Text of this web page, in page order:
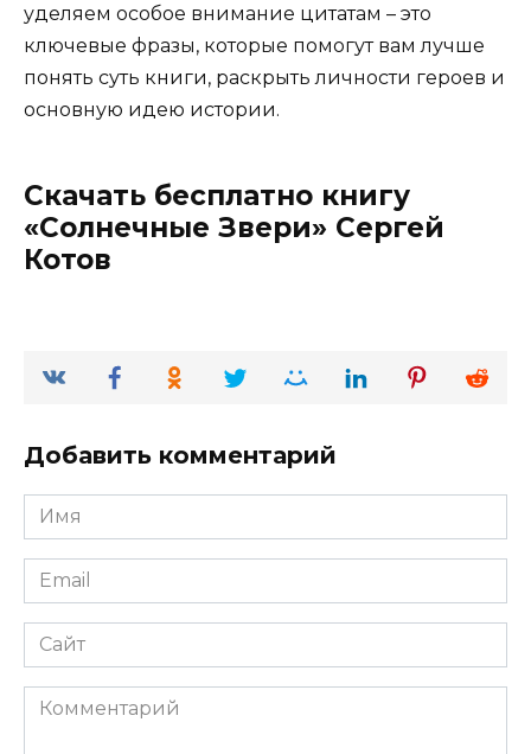
уделяем особое внимание цитатам – это
ключевые фразы, которые помогут вам лучше
понять суть книги, раскрыть личности героев и
основную идею истории.
Скачать бесплатно книгу
«Солнечные Звери» Сергей
Котов
Добавить комментарий
Имя
*
Email
*
Сайт
Комментарий